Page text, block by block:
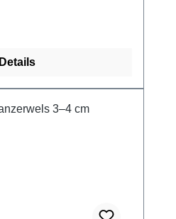
Details